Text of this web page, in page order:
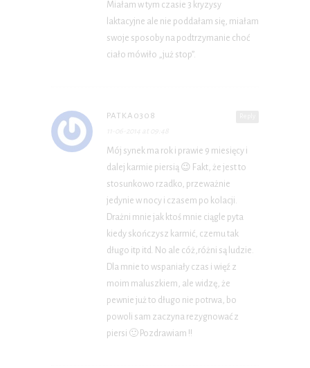
Miałam w tym czasie 3 kryzysy
laktacyjne ale nie poddałam się, miałam
swoje sposoby na podtrzymanie choć
ciało mówiło „już stop”.
PATKA0308
Mój synek ma rok i prawie 9 miesięcy i
dalej karmie piersią 😉 Fakt, że jest to
stosunkowo rzadko, przeważnie
jedynie w nocy i czasem po kolacji.
Drażni mnie jak ktoś mnie ciągle pyta
kiedy skończysz karmić, czemu tak
długo itp itd. No ale cóż,różni są ludzie.
Dla mnie to wspaniały czas i więź z
moim maluszkiem, ale widzę, że
pewnie już to długo nie potrwa, bo
powoli sam zaczyna rezygnować z
piersi 🙂 Pozdrawiam !!